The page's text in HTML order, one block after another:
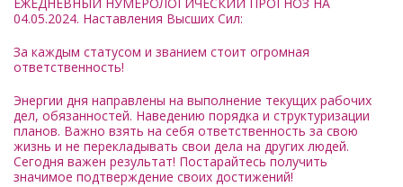
ЕЖЕДНЕВНЫЙ НУМЕРОЛОГИЧЕСКИЙ ПРОГНОЗ НА
04.05.2024. Наставления Высших Сил:
За каждым статусом и званием стоит огромная
ответственность!
Энергии дня направлены на выполнение текущих рабочих
дел, обязанностей. Наведению порядка и структуризации
планов. Важно взять на себя ответственность за свою
жизнь и не перекладывать свои дела на других людей.
Сегодня важен результат! Постарайтесь получить
значимое подтверждение своих достижений!